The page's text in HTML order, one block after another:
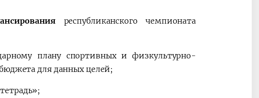
республиканского чемпионата
плану спортивных и физкультурно-
для данных целей;